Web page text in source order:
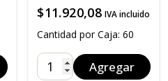
$11.920,08 IVA incluido
Cantidad por Caja: 60
Agregar